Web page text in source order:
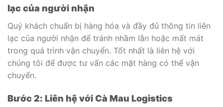
lạc của người nhận
Quý khách chuẩn bị hàng hóa và đầy đủ thông tin liên
lạc của người nhận để tránh nhầm lẫn hoặc mất mát
trong quá trình vận chuyển. Tốt nhất là liên hệ với
chúng tôi để được tư vấn các mặt hàng có thể vận
chuyển.
Bước 2: Liên hệ với Cà Mau Logistics